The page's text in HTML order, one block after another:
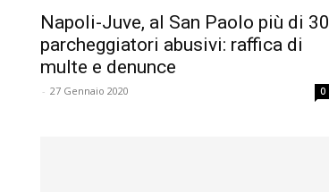
Napoli-Juve, al San Paolo più di 30
parcheggiatori abusivi: raffica di
multe e denunce
- 27 Gennaio 2020 0